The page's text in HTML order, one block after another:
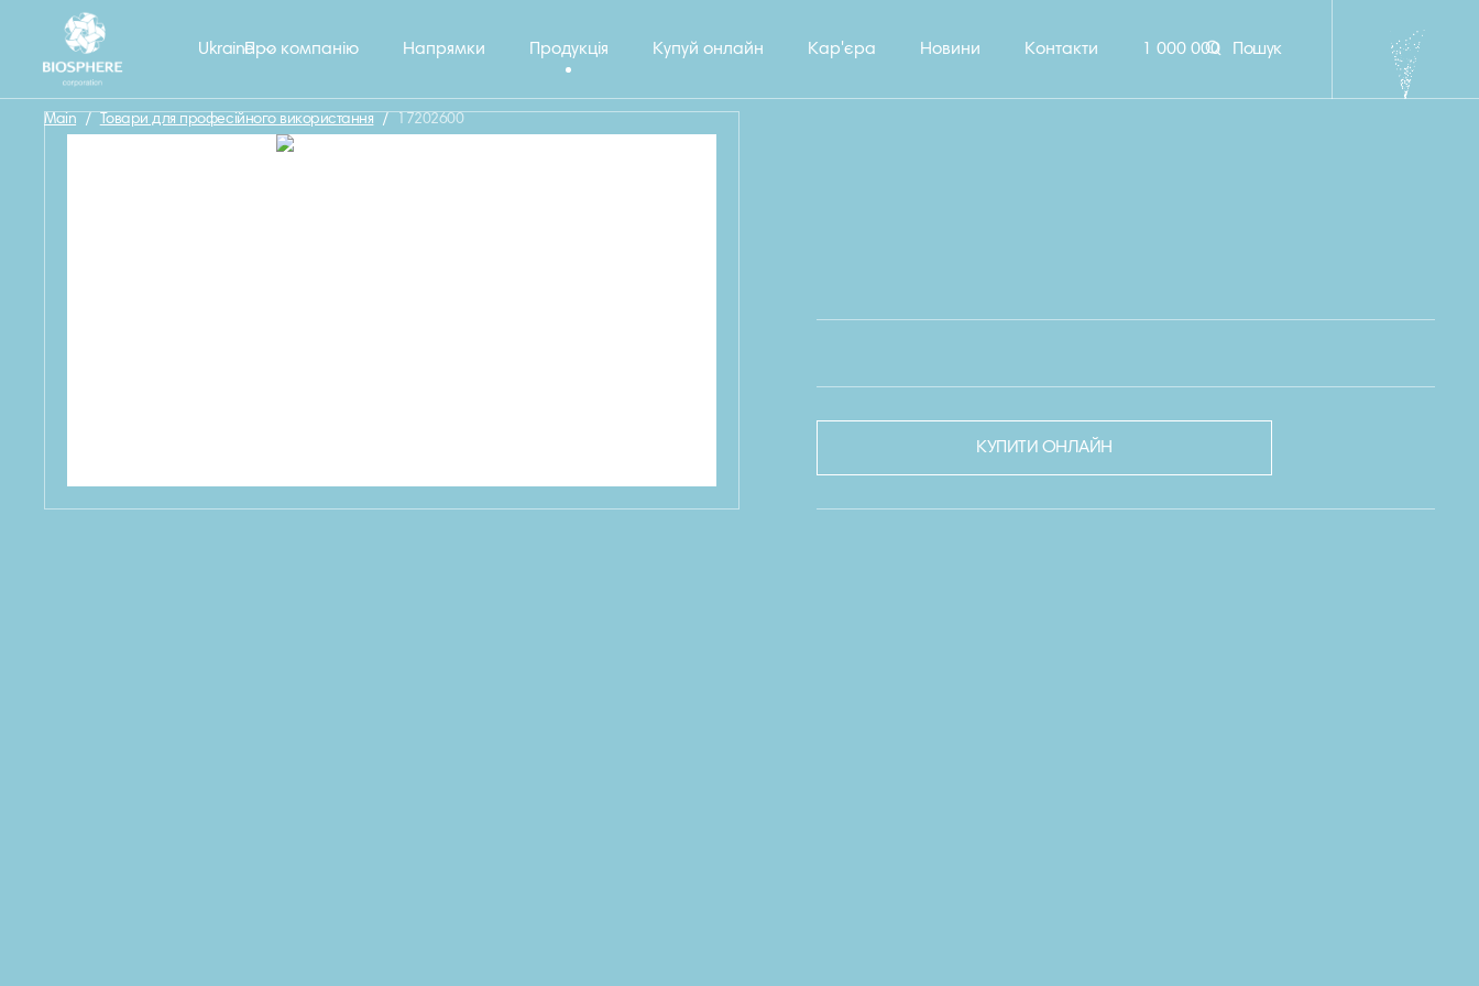
Про компанію Напрямки Продукція Купуй онлайн Кар'єра Новини Контакти 1 000 000 Пошук
Ukraine
Main / Товари для професійного використання / 17202600
Назад
КУПИТИ ОНЛАЙН